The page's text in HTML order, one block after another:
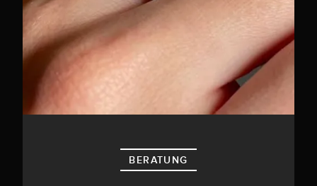
BERATUNG